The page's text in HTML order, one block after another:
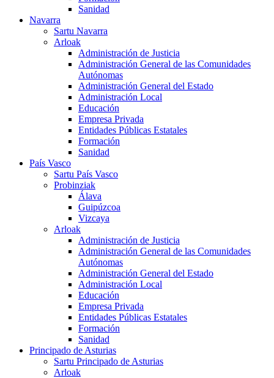
Sanidad
Navarra
Sartu Navarra
Arloak
Administración de Justicia
Administración General de las Comunidades
Autónomas
Administración General del Estado
Administración Local
Educación
Empresa Privada
Entidades Públicas Estatales
Formación
Sanidad
País Vasco
Sartu País Vasco
Probinziak
Álava
Guipúzcoa
Vizcaya
Arloak
Administración de Justicia
Administración General de las Comunidades
Autónomas
Administración General del Estado
Administración Local
Educación
Empresa Privada
Entidades Públicas Estatales
Formación
Sanidad
Principado de Asturias
Sartu Principado de Asturias
Arloak